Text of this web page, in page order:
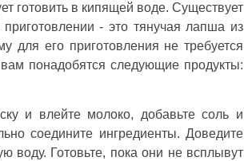
готовить в кипящей воде. Существует
- это тянучая лапша из
для его приготовления не требуется
понадобятся следующие продукты:
и влейте молоко, добавьте соль и
соедините ингредиенты. Доведите
воду. Готовьте, пока они не всплывут